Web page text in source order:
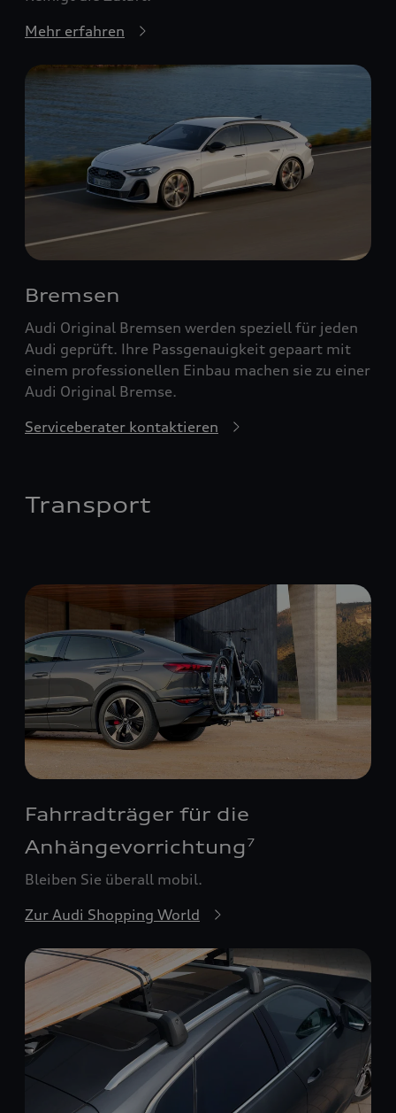
Mehr erfahren
Bremsen
Audi Original Bremsen werden speziell für jeden
Audi geprüft. Ihre Passgenauigkeit gepaart mit
einem professionellen Einbau machen sie zu einer
Audi Original Bremse.
Serviceberater kontaktieren
Transport
Fahrradträger für die
Anhängevorrichtung 7
Bleiben Sie überall mobil.
Zur Audi Shopping World